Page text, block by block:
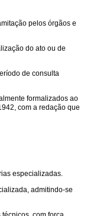
pelos órgãos e
do ato ou de
de consulta
formalizados ao
com a redação que
especializadas.
admitindo-se